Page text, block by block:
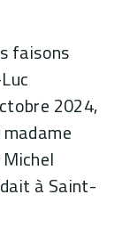
faisons
2024,
à Saint-